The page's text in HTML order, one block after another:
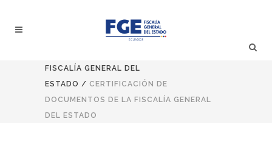
FISCALÍA GENERAL DEL
ESTADO / CERTIFICACIÓN DE
DOCUMENTOS DE LA FISCALÍA GENERAL
DEL ESTADO